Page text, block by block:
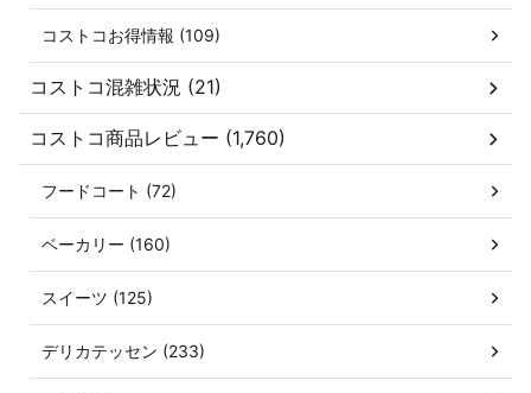
コストコお得情報 (109)
コストコ混雑状況 (21)
コストコ商品レビュー (1,760)
フードコート (72)
ベーカリー (160)
スイーツ (125)
デリカテッセン (233)